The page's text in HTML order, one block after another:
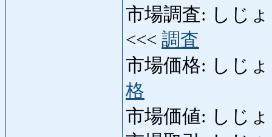
市場調査: しじ
<<< 調査
市場価格: しじ
格
市場価値: しじ